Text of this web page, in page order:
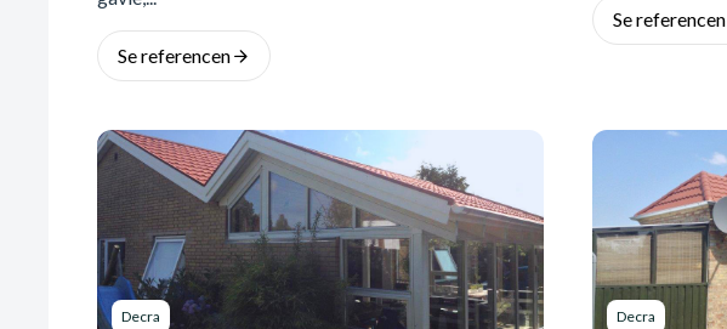
Se referencen
Se referencen
Decra Decra